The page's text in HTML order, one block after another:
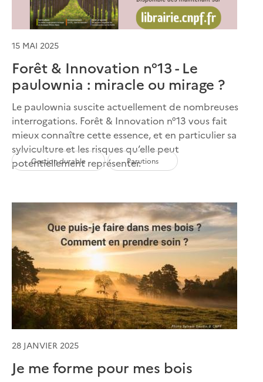
15 MAI 2025
Forêt & Innovation n°13 - Le
paulownia : miracle ou mirage ?
Le paulownia suscite actuellement de nombreuses
interrogations. Forêt & Innovation n°13 vous fait
mieux connaître cette essence, et en particulier sa
sylviculture et les risques qu’elle peut
potentiellement représenter.
Gestion durable Parutions
28 JANVIER 2025
Je me forme pour mes bois